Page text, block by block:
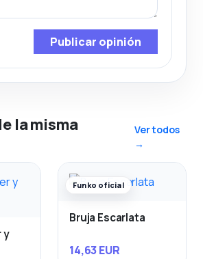
Publicar opinión
la misma
Ver todos
→
y
Funko oficial
Bruja Escarlata
14,63 EUR